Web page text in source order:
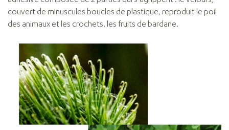
couvert de minuscules boucles de plastique, reproduit le poil
des animaux et les crochets, les fruits de bardane.